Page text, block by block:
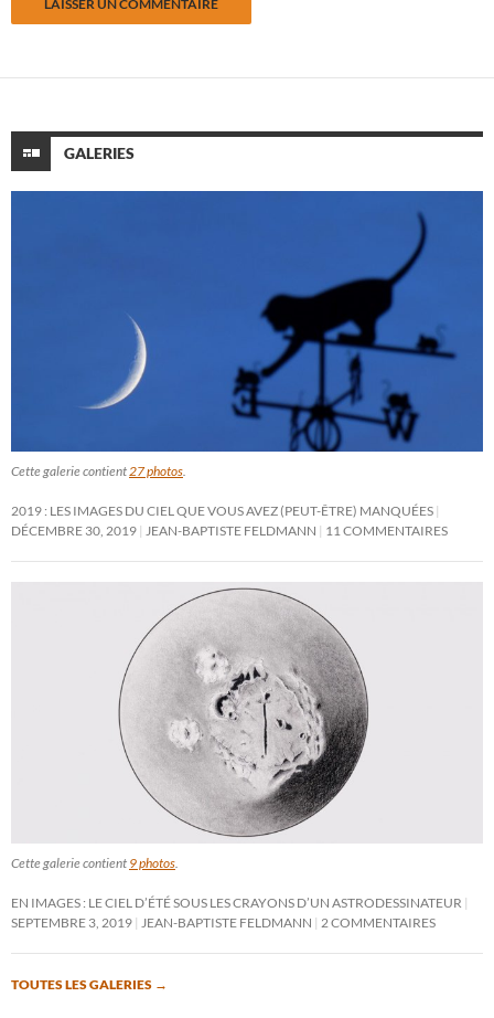
GALERIES
Cette galerie contient27 photos.
2019 : LES IMAGES DU CIEL QUE VOUS AVEZ (PEUT-ÊTRE) MANQUÉES
DÉCEMBRE 30, 2019 JEAN-BAPTISTE FELDMANN 11 COMMENTAIRES
Cette galerie contient 9 photos.
EN IMAGES : LE CIEL D’ÉTÉ SOUS LES CRAYONS D’UN ASTRODESSINATEUR
SEPTEMBRE 3, 2019 JEAN-BAPTISTE FELDMANN 2 COMMENTAIRES
TOUTES LES GALERIES →